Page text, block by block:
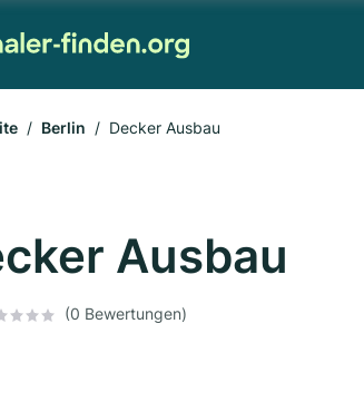
Berlin Decker Ausbau
Ausbau
(0 Bewertungen)